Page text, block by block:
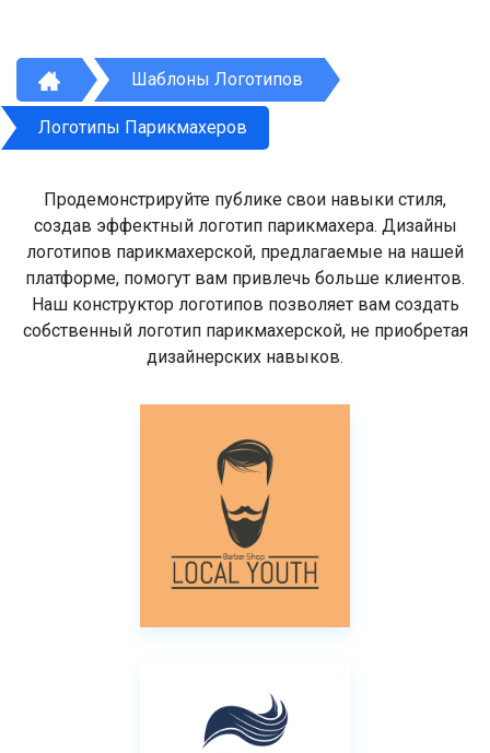
Шаблоны Логотипов
Логотипы Парикмахеров
Продемонстрируйте публике свои навыки стиля,
создав эффектный логотип парикмахера. Дизайны
логотипов парикмахерской, предлагаемые на нашей
платформе, помогут вам привлечь больше клиентов.
Наш конструктор логотипов позволяет вам создать
собственный логотип парикмахерской, не приобретая
дизайнерских навыков.